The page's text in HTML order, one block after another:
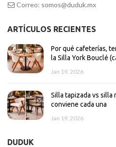
Correo: somos@duduk.mx
ARTÍCULOS RECIENTES
Por qué cafeterías,
la Silla York Bouclé
Jan 19, 2026
Silla tapizada vs silla
conviene cada una
Jan 19, 2026
DUDUK